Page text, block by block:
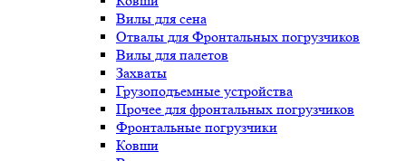
Вилы для сена
Отвалы для Фронтальных погрузчиков
Вилы для палетов
Захваты
Грузоподъемные устройства
Прочее для фронтальных погрузчиков
Фронтальные погрузчики
Ковши